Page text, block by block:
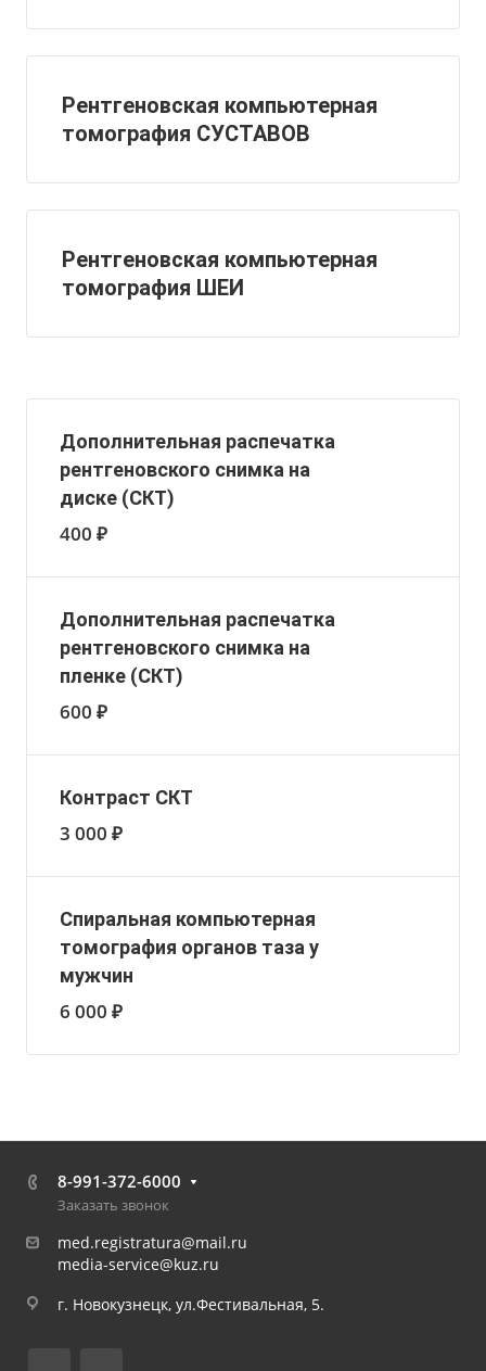
Рентгеновская компьютерная
томография СУСТАВОВ
Рентгеновская компьютерная
томография ШЕИ
Дополнительная распечатка
рентгеновского снимка на
диске (СКТ)
400 ₽
Дополнительная распечатка
рентгеновского снимка на
пленке (СКТ)
600 ₽
Контраст СКТ
3 000 ₽
Спиральная компьютерная
томография органов таза у
мужчин
6 000 ₽
8-991-372-6000
Заказать звонок
med.registratura@mail.ru
media-service@kuz.ru
г. Новокузнецк, ул.Фестивальная, 5.